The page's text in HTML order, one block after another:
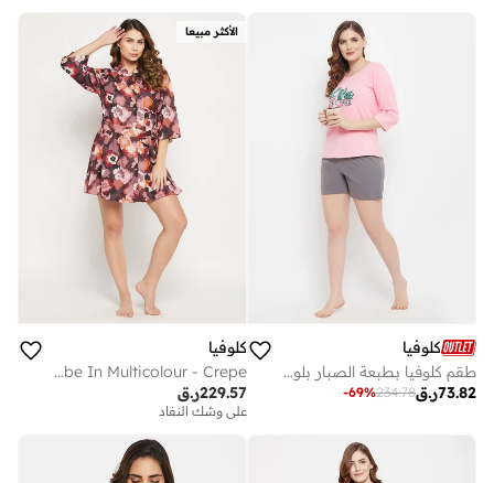
كلوفيا
طقم كلوفيا بطبعة الصبار بلون وردي فاتح وشورت أساسي رمادي - قطن 100%
ر.ق73.82
234.78
-69%
الأكثر مبيعا
كلوفيا
Clovia Pretty Florals Robe In Multicolour - Crepe
ر.ق229.57
على وشك النفاد